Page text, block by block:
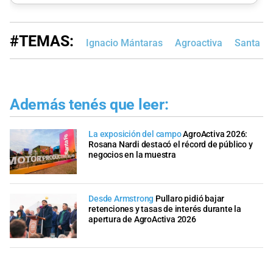
#TEMAS: Ignacio Mántaras Agroactiva Santa Fe
Además tenés que leer:
La exposición del campoAgroActiva 2026:
Rosana Nardi destacó el récord de público y
negocios en la muestra
Desde Armstrong Pullaro pidió bajar
retenciones y tasas de interés durante la
apertura de AgroActiva 2026